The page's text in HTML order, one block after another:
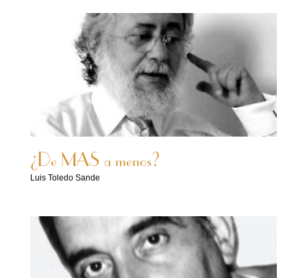
¿De MAS a menos?
Luis Toledo Sande